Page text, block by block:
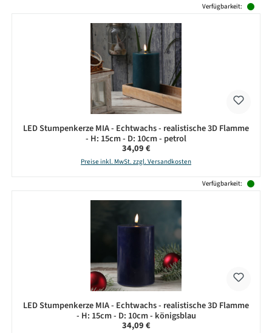
Verfügbarkeit:
LED Stumpenkerze MIA - Echtwachs - realistische 3D Flamme
- H: 15cm - D: 10cm - petrol
Regulärer Preis:
34,09 €
Preise inkl. MwSt. zzgl. Versandkosten
Verfügbarkeit:
LED Stumpenkerze MIA - Echtwachs - realistische 3D Flamme
- H: 15cm - D: 10cm - königsblau
Regulärer Preis:
34,09 €